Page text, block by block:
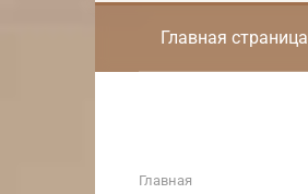
Главная страница
Главная